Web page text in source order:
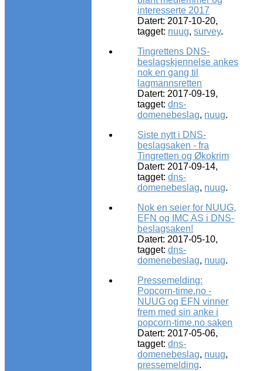
interesserte 2017
Datert: 2017-10-20,
tagget: nuug,survey.
Tingrettens DNS-
beslagskjennelse ankes
nok en gang til
lagmannsretten
Datert: 2017-09-19,
tagget:dns-
domenebeslag, nuug.
Siste nytt i DNS-
beslagsaken - fra
Tingretten og Økokrim
Datert: 2017-09-14,
tagget:dns-
domenebeslag, nuug.
Nok en seier for NUUG,
EFN og IMC AS i DNS-
beslagsaken!
Datert: 2017-05-10,
tagget:dns-
domenebeslag, nuug.
Pressemelding:
Popcorn-time.no -
NUUG og EFN vinner
frem med sin anke i
popcorn-time.no saken
Datert: 2017-05-06,
tagget:dns-
domenebeslag, nuug,
pressemelding.